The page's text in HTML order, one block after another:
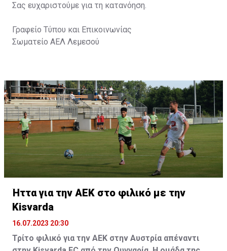
Σας ευχαριστούμε για τη κατανόηση.
Γραφείο Τύπου και Επικοινωνίας
Σωματείο ΑΕΛ Λεμεσού
Ήττα για την ΑΕΚ στο φιλικό με την
Kisvarda
16.07.2023 20:30
Τρίτο φιλικό για την ΑΕΚ στην Αυστρία απέναντι